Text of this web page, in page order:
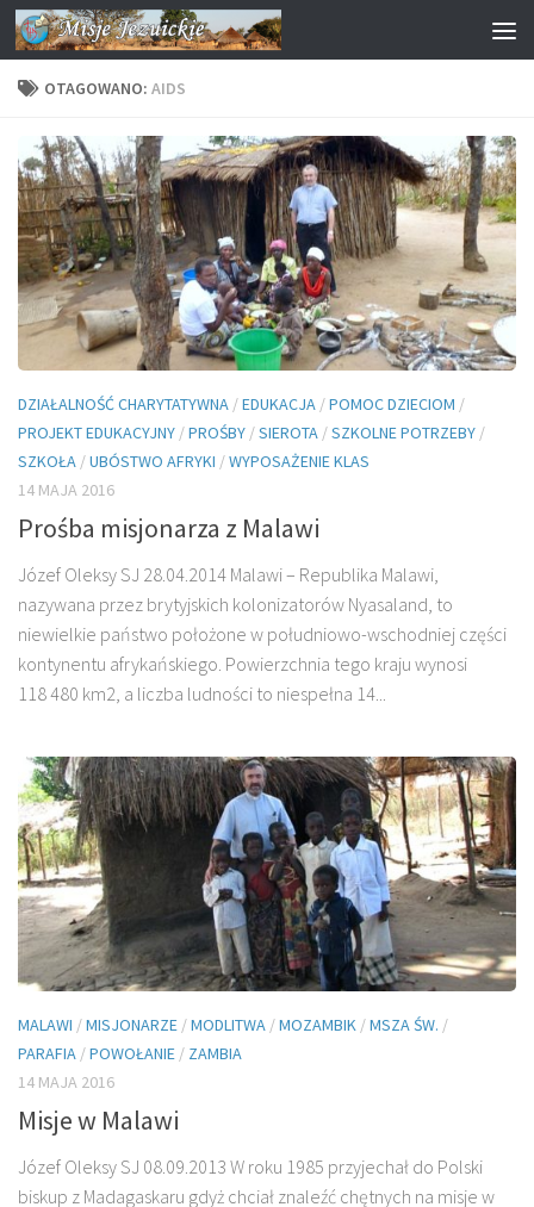
Przejdź do treści
OTAGOWANO: AIDS
DZIAŁALNOŚĆ CHARYTATYWNA /EDUKACJA /POMOC DZIECIOM /
PROJEKT EDUKACYJNY /PROŚBY /SIEROTA /SZKOLNE POTRZEBY /
SZKOŁA /UBÓSTWO AFRYKI /WYPOSAŻENIE KLAS
14 MAJA 2016
Prośba misjonarza z Malawi
Józef Oleksy SJ 28.04.2014 Malawi – Republika Malawi,
nazywana przez brytyjskich kolonizatorów Nyasaland, to
niewielkie państwo położone w południowo-wschodniej części
kontynentu afrykańskiego. Powierzchnia tego kraju wynosi
118 480 km2, a liczba ludności to niespełna 14...
MALAWI /MISJONARZE /MODLITWA /MOZAMBIK /MSZA ŚW. /
PARAFIA /POWOŁANIE / ZAMBIA
14 MAJA 2016
Misje w Malawi
Józef Oleksy SJ 08.09.2013 W roku 1985 przyjechał do Polski
biskup z Ma­dagaskaru gdyż chciał znaleźć chętnych na misje w